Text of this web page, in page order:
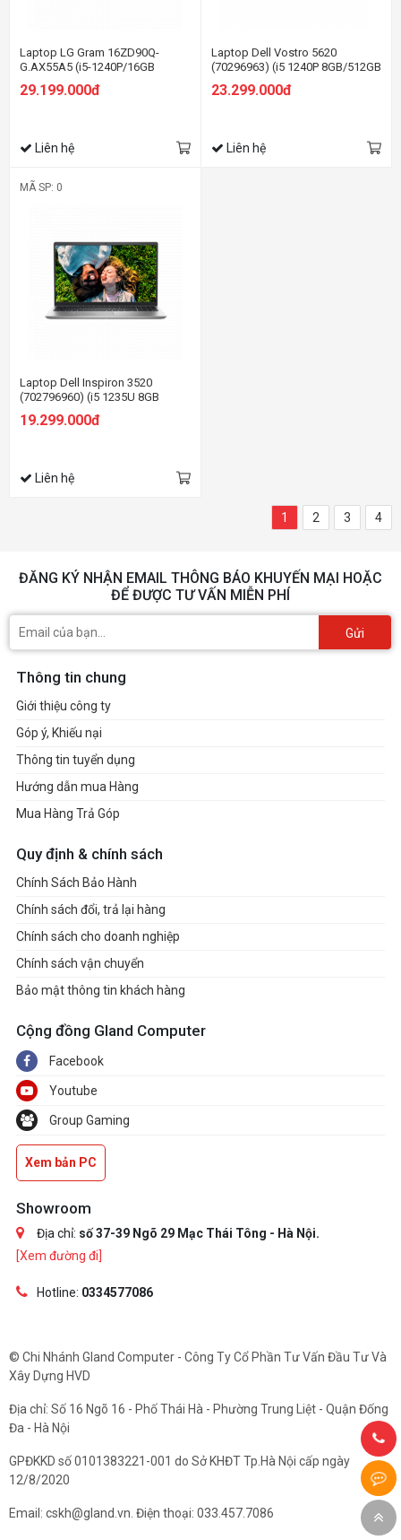
Laptop LG Gram 16ZD90Q-
G.AX55A5 (i5-1240P/16GB
RAM/512GB SSD/16.0 inch
WQXGA/Dos/Đen) (2022)
29.199.000đ
Liên hệ
Laptop Dell Vostro 5620
(70296963) (i5 1240P 8GB/512GB
SSD/MX570
2GB/16.0FHD+/Win11/OfficeHS21/
23.299.000đ
Liên hệ
MÃ SP: 0
Laptop Dell Inspiron 3520
(702796960) (i5 1235U 8GB
2G/15.6 inch
19.299.000đ
Liên hệ
1 2 3 4
ĐĂNG KÝ NHẬN EMAIL THÔNG BÁO KHUYẾN MẠI HOẶC
ĐỂ ĐƯỢC TƯ VẤN MIỄN PHÍ
Gửi
Thông tin chung
Giới thiệu công ty
Góp ý, Khiếu nại
Thông tin tuyển dụng
Hướng dẫn mua Hàng
Mua Hàng Trả Góp
Quy định & chính sách
Chính Sách Bảo Hành
Chính sách đổi, trả lại hàng
Chính sách cho doanh nghiệp
Chính sách vận chuyển
Bảo mật thông tin khách hàng
Cộng đồng Gland Computer
Facebook
Youtube
Group Gaming
Xem bản PC
Showroom
Địa chỉ: số 37-39 Ngõ 29 Mạc Thái Tông - Hà Nội.
[Xem đường đi]
Hotline: 0334577086
© Chi Nhánh Gland Computer - Công Ty Cổ Phần Tư Vấn Đầu Tư Và
Xây Dựng HVD
Địa chỉ: Số 16 Ngõ 16 - Phố Thái Hà - Phường Trung Liệt - Quận Đống
Đa - Hà Nội
GPĐKKD số 0101383221-001 do Sở KHĐT Tp.Hà Nội cấp ngày
12/8/2020
Email: cskh@gland.vn. Điện thoại: 033.457.7086